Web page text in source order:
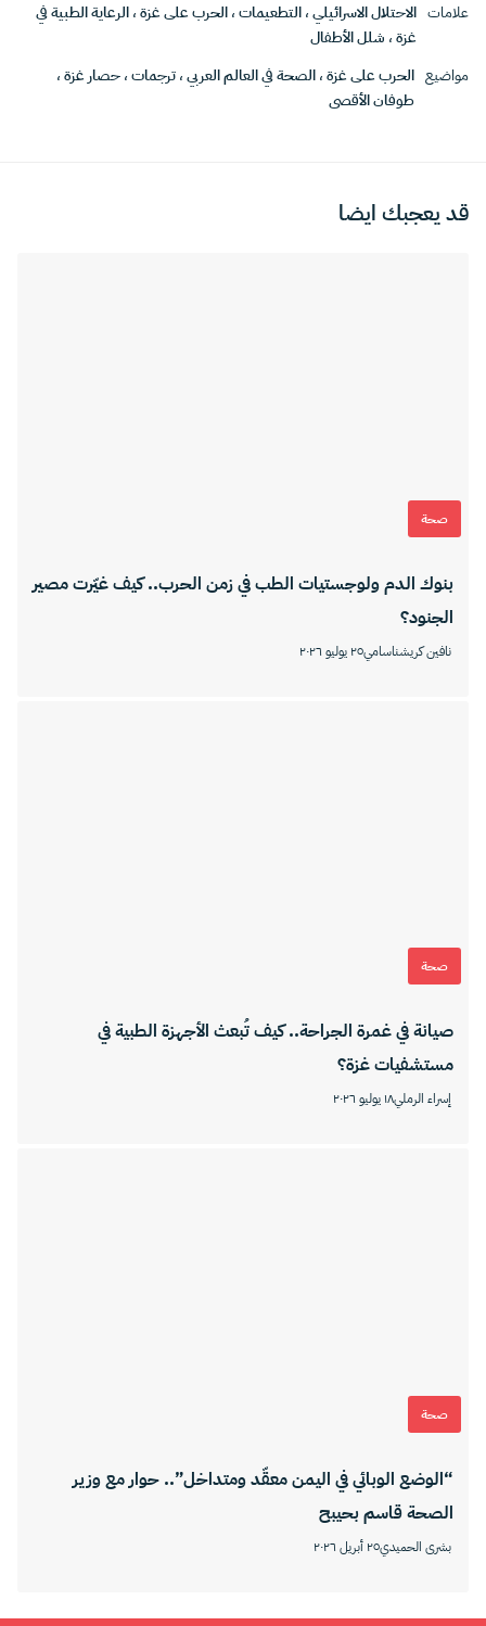
علامات الاحتلال الاسرائيلي،التطعيمات،الحرب على غزة،الرعاية الطبية في
غزة، شلل الأطفال
مواضيع الحرب على غزة،الصحة في العالم العربي،ترجمات،حصار غزة،
طوفان الأقصى
قد يعجبك ايضا
صحة
بنوك الدم ولوجستيات الطب في زمن الحرب.. كيف غيّرت مصير
الجنود؟
نافين كريشناسامي٢٥ يوليو ٢٠٢٦
صحة
صيانة في غمرة الجراحة.. كيف تُبعث الأجهزة الطبية في
مستشفيات غزة؟
إسراء الرملي١٨ يوليو ٢٠٢٦
صحة
“الوضع الوبائي في اليمن معقّد ومتداخل”.. حوار مع وزير
الصحة قاسم بحيبح
بشرى الحميدي٢٥ أبريل ٢٠٢٦